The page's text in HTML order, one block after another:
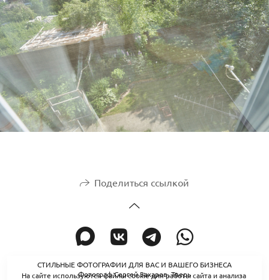
Поделиться ссылкой
СТИЛЬНЫЕ ФОТОГРАФИИ ДЛЯ ВАС И ВАШЕГО БИЗНЕСА
Фотограф Сергей Захаров. Тверь
На сайте используются файлы cookie для работы сайта и анализа